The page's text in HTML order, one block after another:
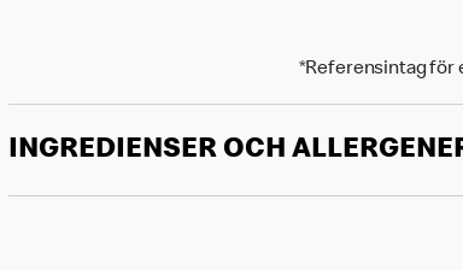
*Referensintag för
INGREDIENSER OCH